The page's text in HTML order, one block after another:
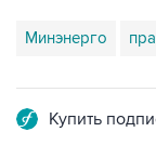
Минэнерго
Купить